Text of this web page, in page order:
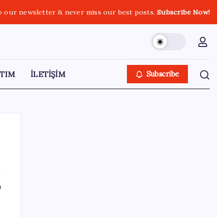
our newsletter & never miss our best posts.Subscribe Now!
İLETİŞİM Subscribe